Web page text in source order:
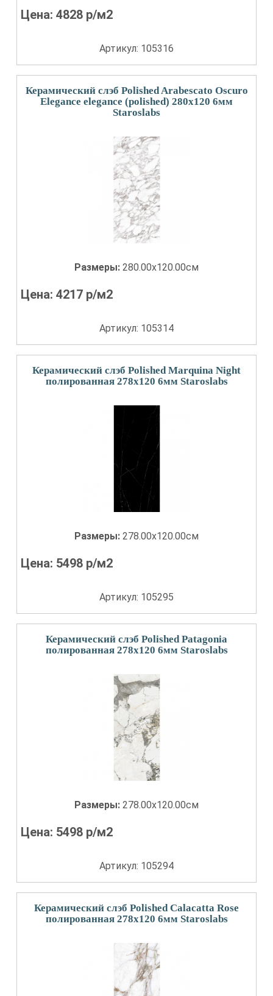
Цена:4828 р/м2
Артикул: 105316
Керамический слэб Polished Arabescato Oscuro
Elegance elegance (polished) 280x120 6мм
Staroslabs
Размеры: 280.00x120.00см
Цена:4217 р/м2
Артикул: 105314
Керамический слэб Polished Marquina Night
полированная 278x120 6мм Staroslabs
Размеры: 278.00x120.00см
Цена: 5498 р/м2
Артикул: 105295
Керамический слэб Polished Patagonia
полированная 278x120 6мм Staroslabs
Размеры: 278.00x120.00см
Цена: 5498 р/м2
Артикул: 105294
Керамический слэб Polished Calacatta Rose
полированная 278x120 6мм Staroslabs